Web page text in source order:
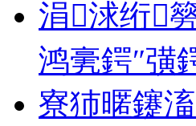
涓浗绗
鸿亴鍔″彉
寮犻暱鑳